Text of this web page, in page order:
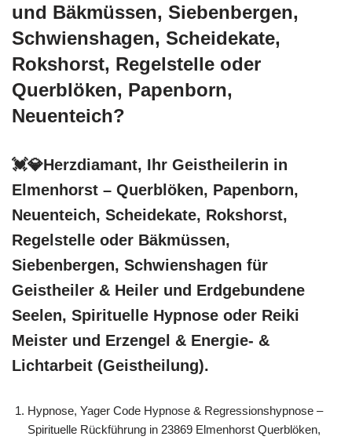
und Bäkmüssen, Siebenbergen,
Schwienshagen, Scheidekate,
Rokshorst, Regelstelle oder
Querblöken, Papenborn,
Neuenteich?
💓️💎Herzdiamant, Ihr Geistheilerin in
Elmenhorst – Querblöken, Papenborn,
Neuenteich, Scheidekate, Rokshorst,
Regelstelle oder Bäkmüssen,
Siebenbergen, Schwienshagen für
Geistheiler & Heiler und Erdgebundene
Seelen, Spirituelle Hypnose oder Reiki
Meister und Erzengel & Energie- &
Lichtarbeit (Geistheilung).
Hypnose, Yager Code Hypnose & Regressionshypnose –
Spirituelle Rückführung in 23869 Elmenhorst Querblöken,